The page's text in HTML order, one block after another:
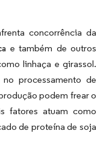
concorrência da
e também de outros
linhaça e girassol.
processamento de
podem frear o
fatores atuam como
de proteína de soja